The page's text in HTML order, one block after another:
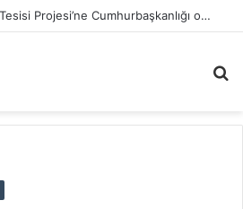
Erikli Atık Su Arıtma Tesisi Projesi’ne Cumhurbaşkanlığı onayı
...